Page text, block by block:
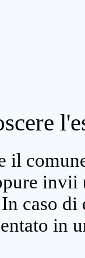
il
invii
caso
in